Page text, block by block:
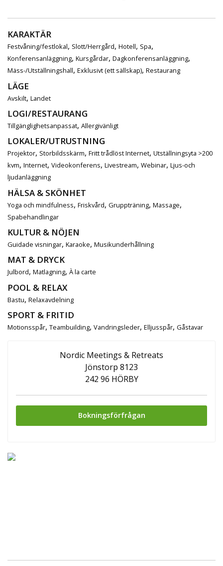
KARAKTÄR
Festvåning/festlokal, Slott/Herrgård, Hotell, Spa,
Konferensanläggning, Kursgårdar, Dagkonferensanläggning,
Mäss-/Utställningshall, Exklusivt (ett sällskap), Restaurang
LÄGE
Avskilt, Landet
LOGI/RESTAURANG
Tillgänglighetsanpassat, Allergivänligt
LOKALER/UTRUSTNING
Projektor, Storbildsskärm, Fritt trådlöst Internet, Utställningsyta >200
kvm, Internet, Videokonferens, Livestream, Webinar, Ljus-och
ljudanläggning
HÄLSA & SKÖNHET
Yoga och mindfulness, Friskvård, Gruppträning, Massage,
Spabehandlingar
KULTUR & NÖJEN
Guidade visningar, Karaoke, Musikunderhållning
MAT & DRYCK
Julbord, Matlagning, À la carte
POOL & RELAX
Bastu, Relaxavdelning
SPORT & FRITID
Motionsspår, Teambuilding, Vandringsleder, Elljusspår, Gåstavar
Nordic Meetings & Retreats
Jönstorp 8123
242 96 HÖRBY
Bokningsförfrågan